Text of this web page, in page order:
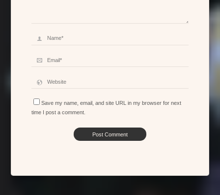
Save my name, email, and site URL in my browser for next
time I post a comment.